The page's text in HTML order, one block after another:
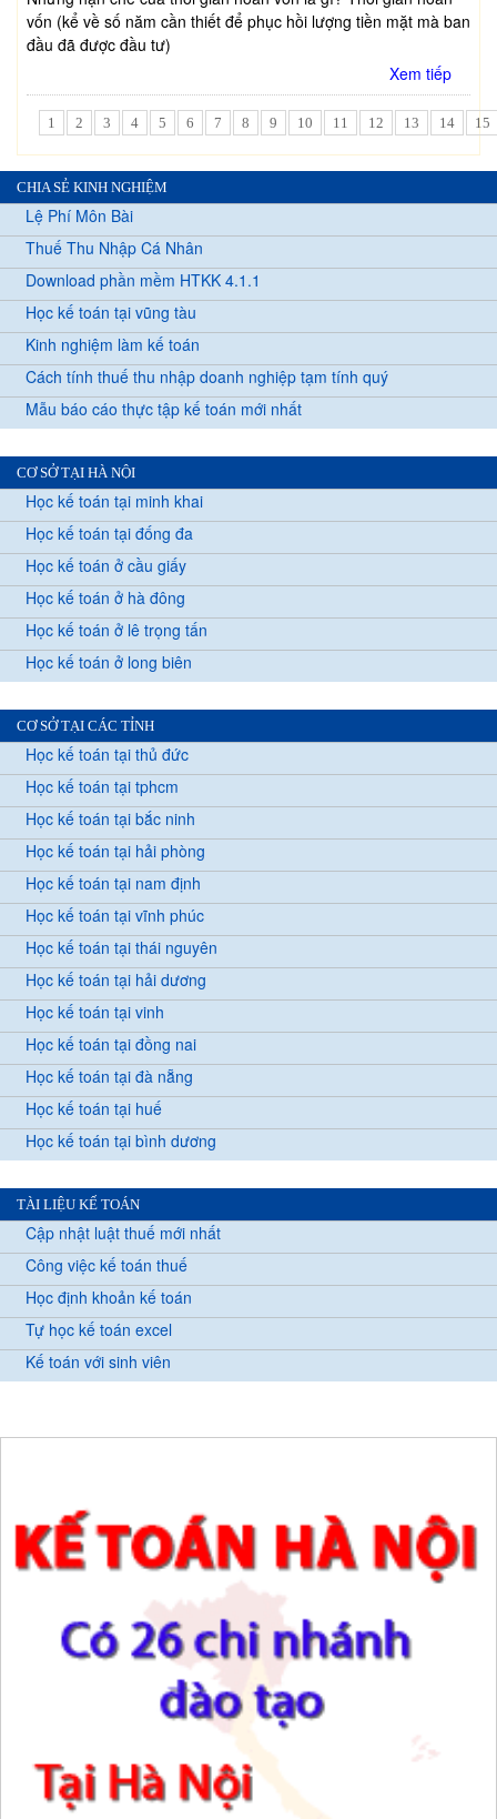
vốn (kể về số năm cần thiết để phục hồi lượng tiền mặt mà ban
đầu đã được đầu tư)
Xem tiếp
1 2 3 4 5 6 7 8 9 10 11 12 13 14 15
CHIA SẺ KINH NGHIỆM
Lệ Phí Môn Bài
Thuế Thu Nhập Cá Nhân
Download phần mềm HTKK 4.1.1
Học kế toán tại vũng tàu
Kinh nghiệm làm kế toán
Cách tính thuế thu nhập doanh nghiệp tạm tính quý
Mẫu báo cáo thực tập kế toán mới nhất
CƠ SỞ TẠI HÀ NỘI
Học kế toán tại minh khai
Học kế toán tại đống đa
Học kế toán ở cầu giấy
Học kế toán ở hà đông
Học kế toán ở lê trọng tấn
Học kế toán ở long biên
CƠ SỞ TẠI CÁC TỈNH
Học kế toán tại thủ đức
Học kế toán tại tphcm
Học kế toán tại bắc ninh
Học kế toán tại hải phòng
Học kế toán tại nam định
Học kế toán tại vĩnh phúc
Học kế toán tại thái nguyên
Học kế toán tại hải dương
Học kế toán tại vinh
Học kế toán tại đồng nai
Học kế toán tại đà nẵng
Học kế toán tại huế
Học kế toán tại bình dương
TÀI LIỆU KẾ TOÁN
Cập nhật luật thuế mới nhất
Công việc kế toán thuế
Học định khoản kế toán
Tự học kế toán excel
Kế toán với sinh viên